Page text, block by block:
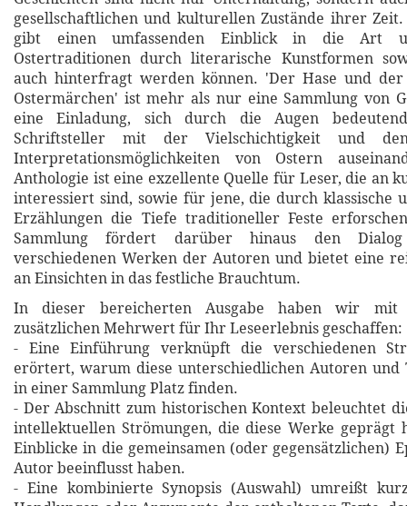
gesellschaftlichen und kulturellen Zustände ihrer Zeit.
gibt einen umfassenden Einblick in die Art
Ostertraditionen durch literarische Kunstformen
auch hinterfragt werden können. 'Der Hase und
Ostermärchen' ist mehr als nur eine Sammlung von
eine Einladung, sich durch die Augen
Schriftsteller mit der Vielschichtigkeit und den
Interpretationsmöglichkeiten von Ostern
Anthologie ist eine exzellente Quelle für Leser, die an
interessiert sind, sowie für jene, die durch klassische
Erzählungen die Tiefe traditioneller Feste
Sammlung fördert darüber hinaus den
verschiedenen Werken der Autoren und bietet eine
an Einsichten in das festliche Brauchtum.
In dieser bereicherten Ausgabe haben wir mit
zusätzlichen Mehrwert für Ihr Leseerlebnis geschaffen:
- Eine Einführung verknüpft die verschiedenen
erörtert, warum diese unterschiedlichen Autoren und
in einer Sammlung Platz finden.
- Der Abschnitt zum historischen Kontext beleuchtet
intellektuellen Strömungen, die diese Werke geprägt
Einblicke in die gemeinsamen (oder gegensätzlichen)
Autor beeinflusst haben.
- Eine kombinierte Synopsis (Auswahl) umreißt